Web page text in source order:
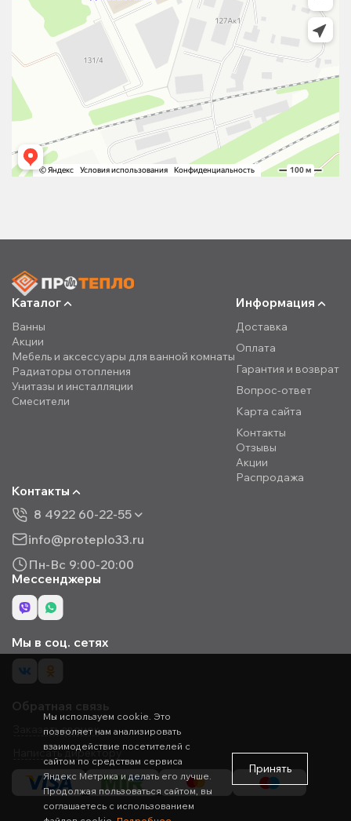
Каталог
Ванны
Акции
Мебель и аксессуары для ванной комнаты
Радиаторы отопления
Унитазы и инсталляции
Смесители
Информация
Доставка
Оплата
Гарантия и возврат
Вопрос-ответ
Карта сайта
Контакты
Отзывы
Акции
Распродажа
Контакты
8 4922 60-22-55
info@proteplo33.ru
Пн-Вс 9:00-20:00
Мессенджеры
Мы в соц. сетях
Обратная связь
Заказать звонок
Написать директору
Мы используем cookie. Это
позволяет нам анализировать
взаимодействие посетителей с
сайтом по средствам сервиса
Яндекс Метрика и делать его лучше.
Продолжая пользоваться сайтом, вы
соглашаетесь с использованием
Принять